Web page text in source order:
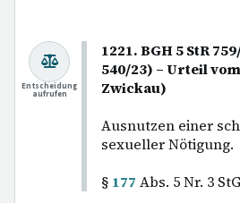
1221. BGH 5 StR
540/23) – Urteil
Zwickau)
Ausnutzen einer
sexueller Nötigung.
§ 177 Abs. 5 Nr. 3
Entscheidung
aufrufen